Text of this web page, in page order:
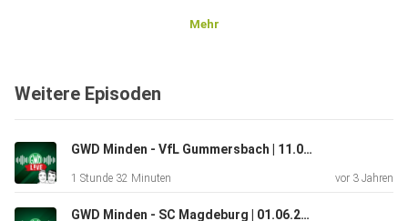
Mehr
Weitere Episoden
GWD Minden - VfL Gummersbach | 11.06.2023
1 Stunde 32 Minuten vor 3 Jahren
GWD Minden - SC Magdeburg | 01.06.2023